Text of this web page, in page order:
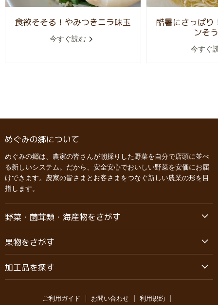
食欲そそる！やみつきニラ味玉
今すぐ読む
酷暑にさっぱり
ンそ
今すぐ
めぐみの郷について
めぐみの郷は、農家の皆さんが朝採りした野菜を自分で店頭に並べ
る新しいシステム。だから、安全安心でおいしい野菜を安価にお届
けできます。農家の皆さまとお客さまをつなぐ新しい農業の形を目
指します。
野菜・菌茸類・海産物をさがす
果物をさがす
加工品を探す
ご利用ガイド お問い合わせ
利用規約